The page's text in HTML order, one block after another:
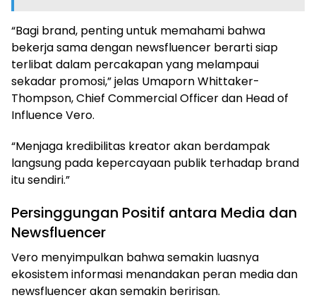
“Bagi brand, penting untuk memahami bahwa
bekerja sama dengan newsfluencer berarti siap
terlibat dalam percakapan yang melampaui
sekadar promosi,” jelas Umaporn Whittaker-
Thompson, Chief Commercial Officer dan Head of
Influence Vero.
“Menjaga kredibilitas kreator akan berdampak
langsung pada kepercayaan publik terhadap brand
itu sendiri.”
Persinggungan Positif antara Media dan
Newsfluencer
Vero menyimpulkan bahwa semakin luasnya
ekosistem informasi menandakan peran media dan
newsfluencer akan semakin beririsan.